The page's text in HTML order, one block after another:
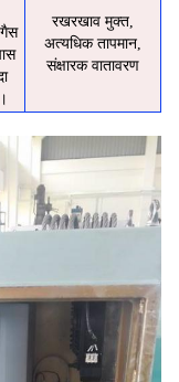
रखरखाव मुक्त,
अत्यधिक तापमान,
संक्षारक वातावरण